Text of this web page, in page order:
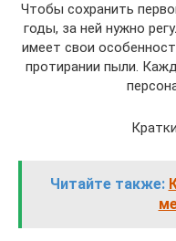
Чтобы сохранить
годы, за ней нужно
имеет свои
протирании пыли.
Читайте также: